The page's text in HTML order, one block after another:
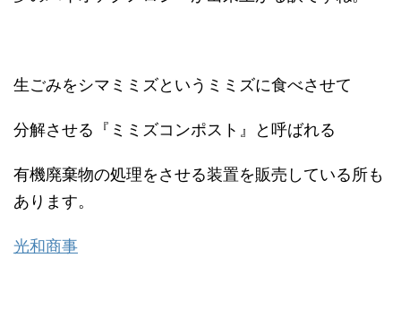
生ごみをシマミミズというミミズに食べさせて
分解させる『ミミズコンポスト』と呼ばれる
有機廃棄物の処理をさせる装置を販売している所も
あります。
光和商事